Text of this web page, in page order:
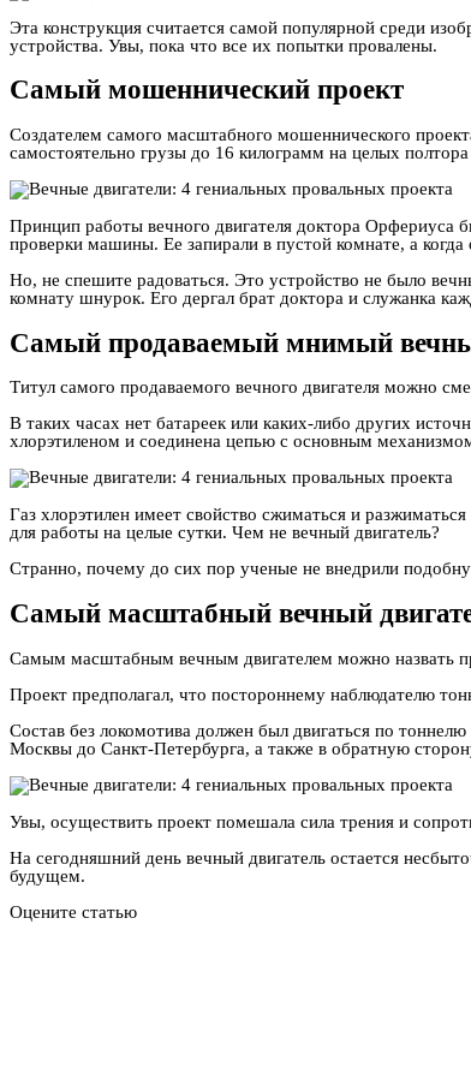
Эта конструкция считается самой популярной среди
устройства. Увы, пока что все их попытки провалены.
Самый мошеннический проект
Создателем самого масштабного мошеннического
самостоятельно грузы до 16 килограмм на целых
Принцип работы вечного двигателя доктора Орфериуса
проверки машины. Ее запирали в пустой комнате, а
Но, не спешите радоваться. Это устройство не было
комнату шнурок. Его дергал брат доктора и служанка
Самый продаваемый мнимый
Титул самого продаваемого вечного двигателя можно
В таких часах нет батареек или каких-либо других
хлорэтиленом и соединена цепью с основным
Газ хлорэтилен имеет свойство сжиматься и
для работы на целые сутки. Чем не вечный двигатель?
Странно, почему до сих пор ученые не внедрили
Самый масштабный вечный
Самым масштабным вечным двигателем можно назвать
Проект предполагал, что постороннему наблюдателю
Состав без локомотива должен был двигаться по
Москвы до Санкт-Петербурга, а также в обратную
Увы, осуществить проект помешала сила трения и
На сегодняшний день вечный двигатель остается
будущем.
Оцените статью